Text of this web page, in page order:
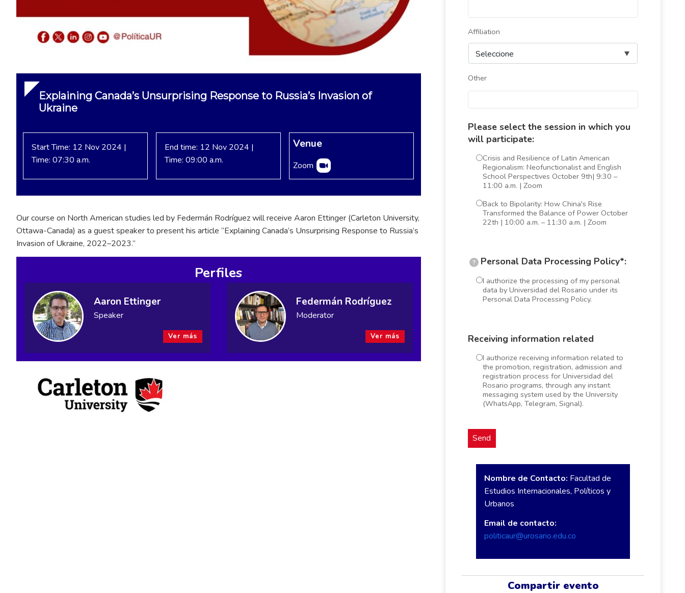
Affiliation
Other
Please select the session in which you
will participate:
Crisis and Resilience of Latin American
Regionalism: Neofunctionalist and English
School Perspectives October 9th| 9:30 –
11:00 a.m. | Zoom
Back to Bipolarity: How China's Rise
Transformed the Balance of Power October
22th | 10:00 a.m. – 11:30 a.m. | Zoom
? Personal Data Processing Policy*:
I authorize the processing of my personal
data by Universidad del Rosario under its
Personal Data Processing Policy.
Receiving information related
I authorize receiving information related to
the promotion, registration, admission and
registration process for Universidad del
Rosario programs, through any instant
messaging system used by the University
(WhatsApp, Telegram, Signal).
Nombre de Contacto: Facultad de
Estudios Internacionales, Políticos y
Urbanos
Email de contacto:
politicaur@urosario.edu.co
Compartir evento
Explaining Canada’s Unsurprising Response to Russia’s Invasion of
Ukraine
Start Time: 12 Nov 2024 |
Time: 07:30 a.m.
End time: 12 Nov 2024 |
Time: 09:00 a.m.
Venue
Zoom
Our course on North American studies led by Federmán Rodríguez will receive Aaron Ettinger (Carleton University,
Ottawa-Canada) as a guest speaker to present his article “Explaining Canada’s Unsurprising Response to Russia’s
Invasion of Ukraine, 2022–2023.”
Perfiles
Aaron Ettinger
Speaker
Ver más
Federmán Rodríguez
Moderator
Ver más